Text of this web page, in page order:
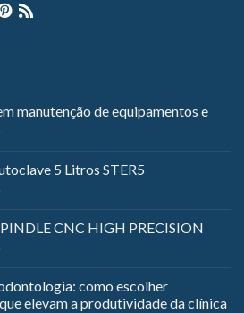
manutenção de equipamentos e
5 Litros STER5
CNC HIGH PRECISION
como escolher
elevam a produtividade da clínica